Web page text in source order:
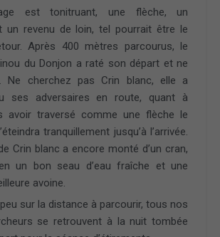
est tonitruant, une flèche, un
un revenu de loin, tel pourrait être le
Après 400 mètres parcourus, le
du Donjon a raté son départ et ne
Ne cherchez pas Crin blanc, elle a
ses adversaires en route, quant à
avoir traversé comme une flèche le
tranquillement jusqu’à l’arrivée.
Crin blanc a encore monté d’un cran,
un bon seau d’eau fraîche et une
avoine.
sur la distance à parcourir, tous nos
se retrouvent à la nuit tombée